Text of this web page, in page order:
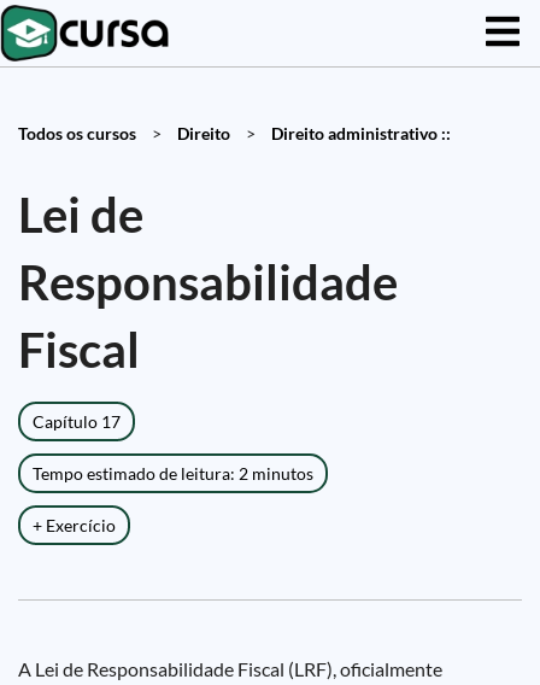
Todos os cursos > Direito > Direito administrativo ::
Lei de
Responsabilidade
Fiscal
Capítulo 17
Tempo estimado de leitura: 2 minutos
+ Exercício
A Lei de Responsabilidade Fiscal (LRF), oficialmente